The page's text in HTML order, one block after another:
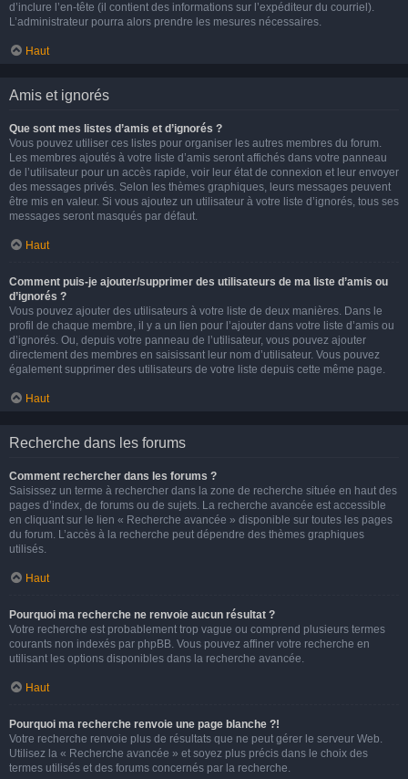
d’inclure l’en-tête (il contient des informations sur l’expéditeur du courriel).
L’administrateur pourra alors prendre les mesures nécessaires.
Haut
Amis et ignorés
Que sont mes listes d’amis et d’ignorés ?
Vous pouvez utiliser ces listes pour organiser les autres membres du forum.
Les membres ajoutés à votre liste d’amis seront affichés dans votre panneau
de l’utilisateur pour un accès rapide, voir leur état de connexion et leur envoyer
des messages privés. Selon les thèmes graphiques, leurs messages peuvent
être mis en valeur. Si vous ajoutez un utilisateur à votre liste d’ignorés, tous ses
messages seront masqués par défaut.
Haut
Comment puis-je ajouter/supprimer des utilisateurs de ma liste d’amis ou
d’ignorés ?
Vous pouvez ajouter des utilisateurs à votre liste de deux manières. Dans le
profil de chaque membre, il y a un lien pour l’ajouter dans votre liste d’amis ou
d’ignorés. Ou, depuis votre panneau de l’utilisateur, vous pouvez ajouter
directement des membres en saisissant leur nom d’utilisateur. Vous pouvez
également supprimer des utilisateurs de votre liste depuis cette même page.
Haut
Recherche dans les forums
Comment rechercher dans les forums ?
Saisissez un terme à rechercher dans la zone de recherche située en haut des
pages d’index, de forums ou de sujets. La recherche avancée est accessible
en cliquant sur le lien « Recherche avancée » disponible sur toutes les pages
du forum. L’accès à la recherche peut dépendre des thèmes graphiques
utilisés.
Haut
Pourquoi ma recherche ne renvoie aucun résultat ?
Votre recherche est probablement trop vague ou comprend plusieurs termes
courants non indexés par phpBB. Vous pouvez affiner votre recherche en
utilisant les options disponibles dans la recherche avancée.
Haut
Pourquoi ma recherche renvoie une page blanche ?!
Votre recherche renvoie plus de résultats que ne peut gérer le serveur Web.
Utilisez la « Recherche avancée » et soyez plus précis dans le choix des
termes utilisés et des forums concernés par la recherche.